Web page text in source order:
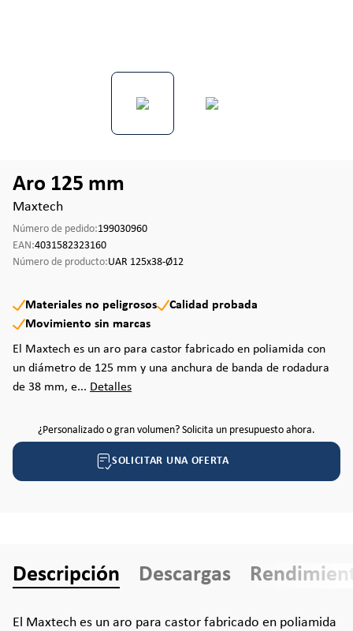
Aro 125 mm
Maxtech
Número de pedido:199030960
EAN:4031582323160
Número de producto:UAR 125x38-Ø12
Materiales no peligrosos
Calidad probada
Movimiento sin marcas
El Maxtech es un aro para castor fabricado en poliamida con
un diámetro de 125 mm y una anchura de banda de rodadura
de 38 mm, e... Detalles
¿Personalizado o gran volumen? Solicita un presupuesto ahora.
SOLICITAR UNA OFERTA
Descripción Descargas
El Maxtech es un aro para castor fabricado en poliamida